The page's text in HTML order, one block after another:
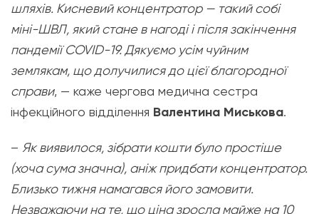
шляхів. Кисневий концентратор — такий собі
міні-ШВЛ, який стане в нагоді і після закінчення
пандемії COVID-19. Дякуємо усім чуйним
землякам, що долучилися до цієї благородної
справи, — каже чергова медична сестра
інфекційного відділення Валентина Миськова.
– Як виявилося, зібрати кошти було простіше
(хоча сума значна), аніж придбати концентратор.
Близько тижня намагався його замовити.
Незважаючи на те, що ціна зросла майже на 10